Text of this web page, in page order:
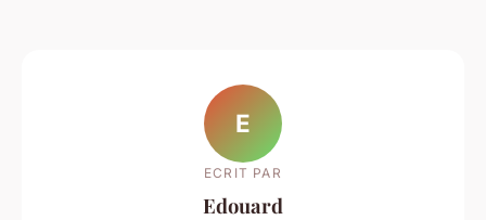
E
ECRIT PAR
Edouard